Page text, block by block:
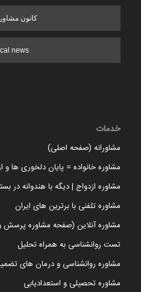
کانون
news
خدمات
مشاورانه (صفحه اصلی)
مشاوره خانواده = پایان دلخوری ها
مشاوره ازدواج | دیگه با هندوانه در
مشاوره تلفنی با برترین های ایران
مشاوره آنلاین (صفحه مشاوره
تست روانشناسی به همراه تحلیل
مشاوره روانشناسی و درمان های
مشاوره تحصیلی و استعدادیابی